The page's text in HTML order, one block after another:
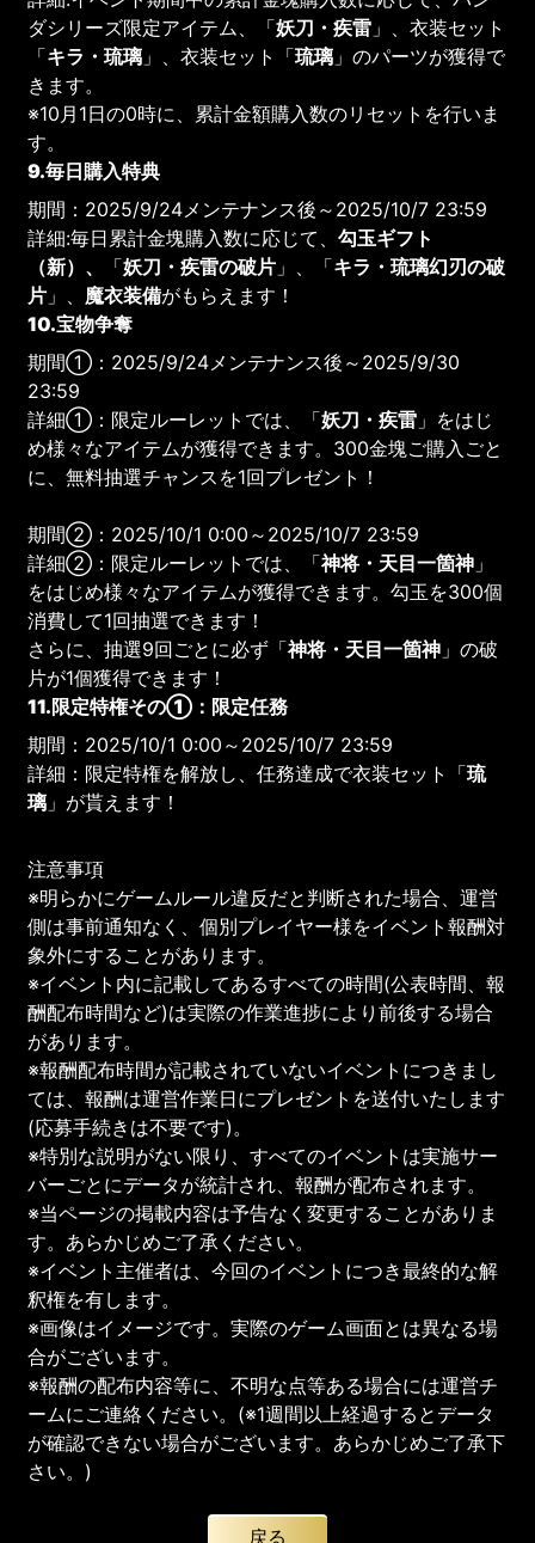
ダシリーズ限定アイテム、「妖刀・疾雷 」、衣装セット
「キラ・琉璃 」、衣装セット「琉璃 」のパーツが獲得で
きます。
※10月1日の0時に、累計金額購入数のリセットを行いま
す。
9.毎日購入特典
期間：2025/9/24メンテナンス後～2025/10/7 23:59
詳細:毎日累計金塊購入数に応じて、勾玉ギフト
（新）、
「妖刀・疾雷の破片 」、「キラ・琉璃幻刃の破
片 」、 魔衣装備がもらえます！
10.宝物争奪
期間①：2025/9/24メンテナンス後～2025/9/30
23:59
詳細①：限定ルーレットでは、「妖刀・疾雷 」をはじ
め様々なアイテムが獲得できます。300金塊ご購入ごと
に、無料抽選チャンスを1回プレゼント！
期間②：2025/10/1 0:00～2025/10/7 23:59
詳細②：限定ルーレットでは、「神将・天目一箇神 」
をはじめ様々なアイテムが獲得できます。勾玉を300個
消費して1回抽選できます！
さらに、抽選9回ごとに必ず「神将・天目一箇神 」の破
片が1個獲得できます！
11.限定特権その①：限定任務
期間：2025/10/1 0:00～2025/10/7 23:59
詳細：限定特権を解放し、任務達成で衣装セット「琉
璃 」が貰えます！
注意事項
※明らかにゲームルール違反だと判断された場合、運営
側は事前通知なく、個別プレイヤー様をイベント報酬対
象外にすることがあります。
※イベント内に記載してあるすべての時間(公表時間、報
酬配布時間など)は実際の作業進捗により前後する場合
があります。
※報酬配布時間が記載されていないイベントにつきまし
ては、報酬は運営作業日にプレゼントを送付いたします
(応募手続きは不要です)。
※特別な説明がない限り、すべてのイベントは実施サー
バーごとにデータが統計され、報酬が配布されます。
※当ページの掲載内容は予告なく変更することがありま
す。あらかじめご了承ください。
※イベント主催者は、今回のイベントにつき最終的な解
釈権を有します。
※画像はイメージです。実際のゲーム画面とは異なる場
合がございます。
※報酬の配布内容等に、不明な点等ある場合には運営チ
ームにご連絡ください。(※1週間以上経過するとデータ
が確認できない場合がございます。あらかじめご了承下
さい。)
戻る